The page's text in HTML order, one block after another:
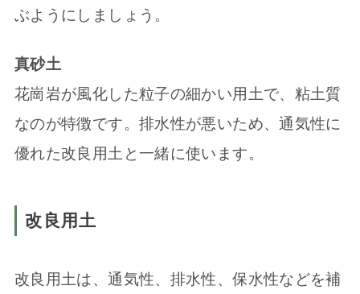
ぶようにしましょう。
真砂土
花崗岩が風化した粒子の細かい用土で、粘土質
なのが特徴です。排水性が悪いため、通気性に
優れた改良用土と一緒に使います。
改良用土
改良用土は、通気性、排水性、保水性などを補